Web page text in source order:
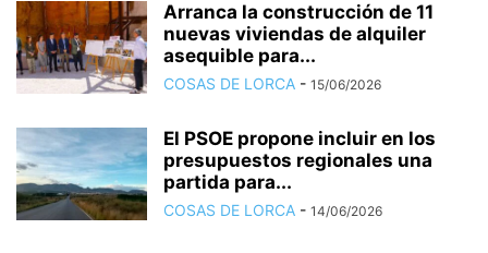
Arranca la construcción de 11
nuevas viviendas de alquiler
asequible para...
COSAS DE LORCA - 15/06/2026
El PSOE propone incluir en los
presupuestos regionales una
partida para...
COSAS DE LORCA - 14/06/2026